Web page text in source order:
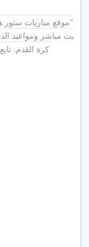
"موقع مباريات ستور هو
بث مباشر ومواعيد
كرة القدم.